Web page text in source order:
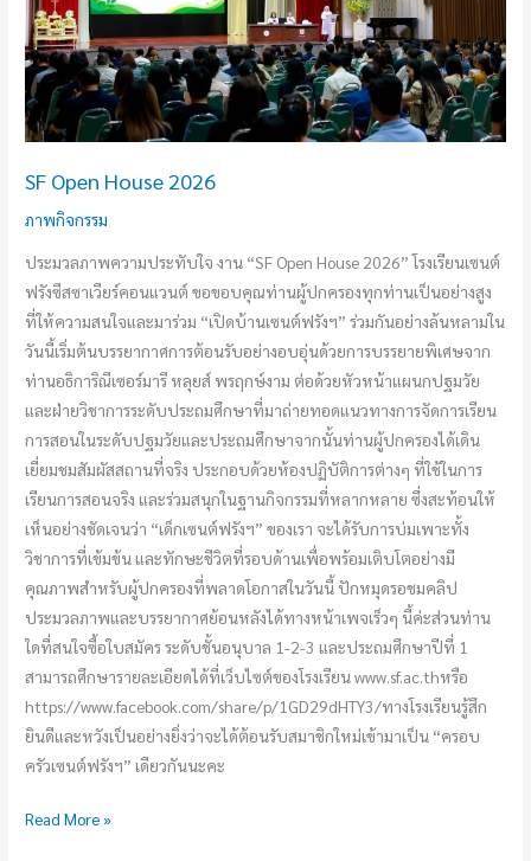
SF Open House 2026
ภาพกิจกรรม
ประมวลภาพความประทับใจ งาน “SF Open House 2026” โรงเรียนเซนต์
ฟรังซีสซาเวียร์คอนแวนต์ ขอขอบคุณท่านผู้ปกครองทุกท่านเป็นอย่างสูง
ที่ให้ความสนใจและมาร่วม “เปิดบ้านเซนต์ฟรังฯ” ร่วมกันอย่างล้นหลามใน
วันนี้เริ่มต้นบรรยากาศการต้อนรับอย่างอบอุ่นด้วยการบรรยายพิเศษจาก
ท่านอธิการิณีเซอร์มารี หลุยส์ พรฤกษ์งาม ต่อด้วยหัวหน้าแผนกปฐมวัย
และฝ่ายวิชาการระดับประถมศึกษาที่มาถ่ายทอดแนวทางการจัดการเรียน
การสอนในระดับปฐมวัยและประถมศึกษาจากนั้นท่านผู้ปกครองได้เดิน
เยี่ยมชมสัมผัสสถานที่จริง ประกอบด้วยห้องปฏิบัติการต่างๆ ที่ใช้ในการ
เรียนการสอนจริง และร่วมสนุกในฐานกิจกรรมที่หลากหลาย ซึ่งสะท้อนให้
เห็นอย่างชัดเจนว่า “เด็กเซนต์ฟรังฯ” ของเรา จะได้รับการบ่มเพาะทั้ง
วิชาการที่เข้มข้น และทักษะชีวิตที่รอบด้านเพื่อพร้อมเติบโตอย่างมี
คุณภาพสำหรับผู้ปกครองที่พลาดโอกาสในวันนี้ ปักหมุดรอชมคลิป
ประมวลภาพและบรรยากาศย้อนหลังได้ทางหน้าเพจเร็วๆ นี้ค่ะส่วนท่าน
ใดที่สนใจซื้อใบสมัคร ระดับชั้นอนุบาล 1-2-3 และประถมศึกษาปีที่ 1
สามารถศึกษารายละเอียดได้ที่เว็บไซต์ของโรงเรียน www.sf.ac.thหรือ
https://www.facebook.com/share/p/1GD29dHTY3/ทางโรงเรียนรู้สึก
ยินดีและหวังเป็นอย่างยิ่งว่าจะได้ต้อนรับสมาชิกใหม่เข้ามาเป็น “ครอบ
ครัวเซนต์ฟรังฯ” เดียวกันนะคะ
Read More »